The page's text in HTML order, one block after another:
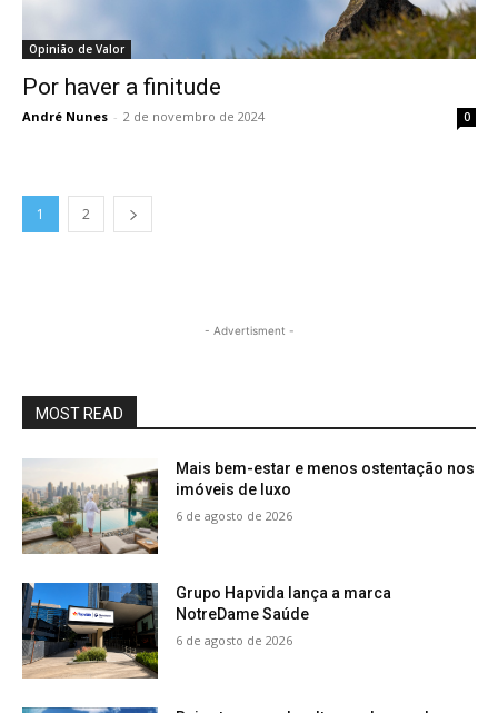
Opinião de Valor
Por haver a finitude
André Nunes - 2 de novembro de 2024 0
1 2
- Advertisment -
MOST READ
Mais bem-estar e menos ostentação nos
imóveis de luxo
6 de agosto de 2026
Grupo Hapvida lança a marca
NotreDame Saúde
6 de agosto de 2026